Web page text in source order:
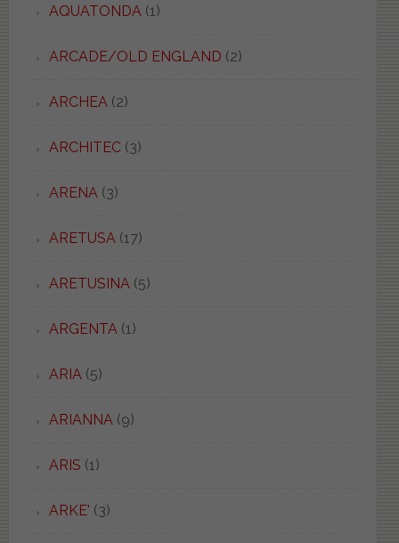
AQUATONDA(1)
ARCADE/OLD ENGLAND (2)
ARCHEA(2)
ARCHITEC(3)
ARENA(3)
ARETUSA(17)
ARETUSINA(5)
ARGENTA(1)
ARIA(5)
ARIANNA(9)
ARIS (1)
ARKE' (3)